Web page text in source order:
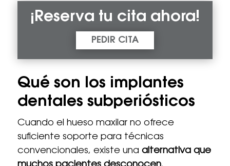
¡Reserva tu cita ahora!
PEDIR CITA
Qué son los implantes
dentales subperiósticos
Cuando el hueso maxilar no ofrece
suficiente soporte para técnicas
convencionales, existe una alternativa que